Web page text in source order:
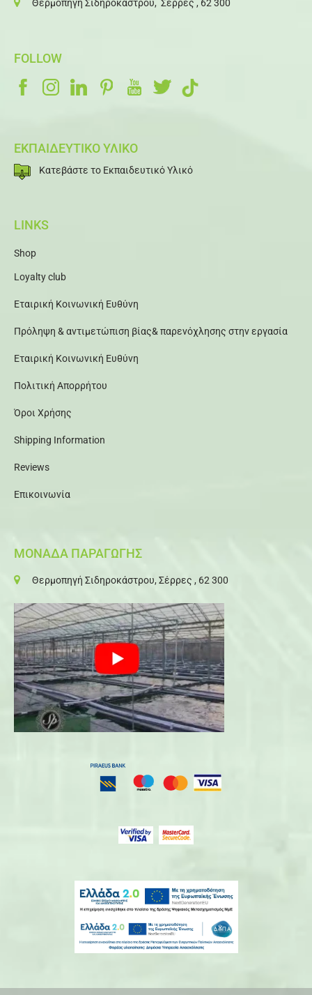
Θερμοπηγή Σιδηροκάστρου, Σέρρες , 62 300
FOLLOW
ΕΚΠΑΙΔΕΥΤΙΚΟ ΥΛΙΚΟ
Κατεβάστε το Εκπαιδευτικό Υλικό
LINKS
Shop
Loyalty club
Εταιρική Κοινωνική Ευθύνη
Πρόληψη & αντιμετώπιση βίας& παρενόχλησης στην εργασία
Εταιρική Κοινωνική Ευθύνη
Πολιτική Απορρήτου
Όροι Χρήσης
Shipping Information
Reviews
Επικοινωνία
ΜΟΝΑΔΑ ΠΑΡΑΓΩΓΗΣ
Θερμοπηγή Σιδηροκάστρου, Σέρρες , 62 300